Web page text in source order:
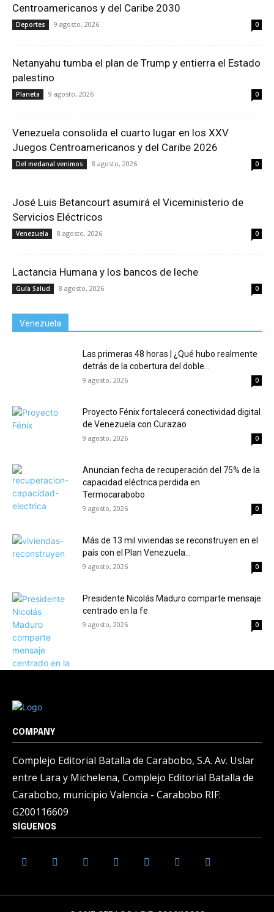
Centroamericanos y del Caribe 2030
Deportes 9 agosto, 2026 0
Netanyahu tumba el plan de Trump y entierra el Estado
palestino
Planeta 9 agosto, 2026 0
Venezuela consolida el cuarto lugar en los XXV
Juegos Centroamericanos y del Caribe 2026
Del medanal venimos 8 agosto, 2026 0
José Luis Betancourt asumirá el Viceministerio de
Servicios Eléctricos
Venezuela 8 agosto, 2026 0
Lactancia Humana y los bancos de leche
Guía Salud 8 agosto, 2026 0
Venezuela
Las primeras 48 horas | ¿Qué hubo realmente
detrás de la cobertura del doble...
9 agosto, 2026 0
Proyecto Fénix fortalecerá conectividad digital
de Venezuela con Curazao
9 agosto, 2026 0
Anuncian fecha de recuperación del 75% de la
capacidad eléctrica perdida en
Termocarabobo
9 agosto, 2026 0
Más de 13 mil viviendas se reconstruyen en el
país con el Plan Venezuela...
9 agosto, 2026 0
Presidente Nicolás Maduro comparte mensaje
centrado en la fe
9 agosto, 2026 0
COMPANY
Complejo Editorial Batalla de Carabobo, S.A. Av. Uslar
entre Lara y Michelena, Complejo Editorial Batalla de
Carabobo, municipio Valencia - Carabobo RIF:
G200116609
SÍGUENOS